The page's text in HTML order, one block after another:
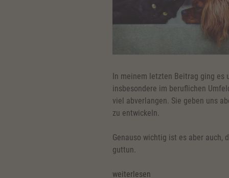
In meinem letzten Beitrag ging es
insbesondere im beruflichen
viel abverlangen. Sie geben uns
zu entwickeln.
Genauso wichtig ist es aber auch,
guttun.
„Die
weiterlesen